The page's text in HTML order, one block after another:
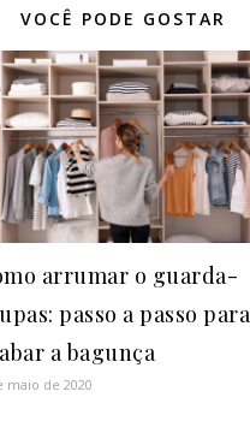
VOCÊ PODE GOSTAR
arrumar o guarda-
passo a passo para
a bagunça
maio de 2020